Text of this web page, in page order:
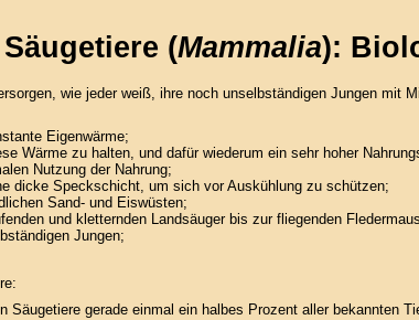
Säugetiere (Mammalia):
wie jeder weiß, ihre noch unselbständigen Jungen mit
Eigenwärme;
Wärme zu halten, und dafür wiederum ein sehr hoher
Nutzung der Nahrung;
dicke Speckschicht, um sich vor Auskühlung zu schützen;
Sand- und Eiswüsten;
und kletternden Landsäuger bis zur fliegenden
Jungen;
Säugetiere gerade einmal ein halbes Prozent aller bekannten